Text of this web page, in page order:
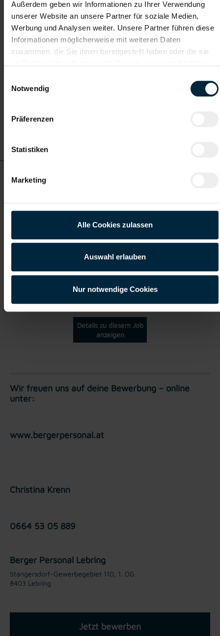
Außerdem geben wir Informationen zu Ihrer Verwendung
unserer Website an unsere Partner für soziale Medien,
Werbung und Analysen weiter. Unsere Partner führen diese
Informationen möglicherweise mit weiteren Daten
zusammen, die Sie ihnen bereitgestellt haben oder die sie
Notwendig
Präferenzen
Statistiken
Marketing
Alle Cookies zulassen
Auswahl erlauben
Nur notwendige Cookies
ab EUR 19,30
Vollzeit
Vollzeit
Details zu diesem Job
anzeigen
Wir freuen uns auf deine Bewerbung – online
unter:
www.bergerpersonal.at
Christina Krenn
0664 53 05 889
Berger Personal Lebring
Stangersdorf-Gewerbegebiet 110, 1. OG
8403 Lebring
Jetzt bewerben